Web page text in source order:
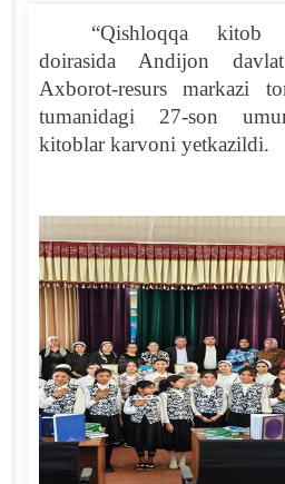
“Qishloqqa kitob
doirasida Andijon
Axborot-resurs markazi
tumanidagi 27-son
kitoblar karvoni yetkazildi.